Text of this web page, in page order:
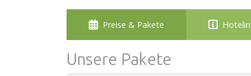
Preise & Pakete
Unsere Pakete